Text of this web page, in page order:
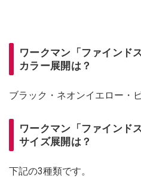
ワークマン「ファインド
カラー展開は？
ブラック・ネオンイエロー・
ワークマン「ファインド
サイズ展開は？
下記の3種類です。